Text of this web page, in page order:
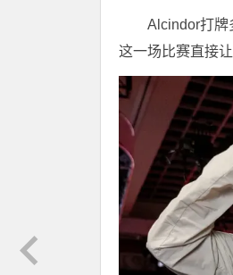
Alcindor打牌
这一场比赛直接让